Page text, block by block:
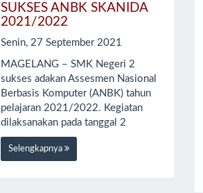
SUKSES ANBK SKANIDA
2021/2022
Senin, 27 September 2021
MAGELANG – SMK Negeri 2
sukses adakan Assesmen Nasional
Berbasis Komputer (ANBK) tahun
pelajaran 2021/2022. Kegiatan
dilaksanakan pada tanggal 2
Selengkapnya